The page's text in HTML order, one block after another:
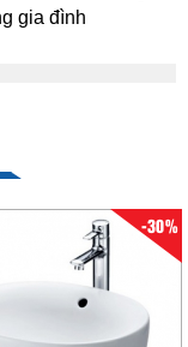
gia đình
-30%